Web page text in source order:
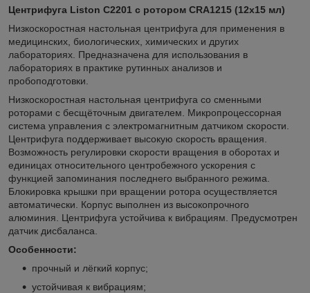
Центрифуга Liston C2201 c ротором CRA1215 (12х15 мл)
Низкоскоростная настольная центрифуга для применения в
медицинских, биологических, химических и других
лабораториях. Предназначена для использования в
лабораториях в практике рутинных анализов и
пробоподготовки.
Низкоскоростная настольная центрифуга со сменными
роторами с бесщёточным двигателем. Микропроцессорная
система управления с электромагнитным датчиком скорости.
Центрифуга поддерживает высокую скорость вращения.
Возможность регулировки скорости вращения в оборотах и
единицах относительного центробежного ускорения с
функцией запоминания последнего выбранного режима.
Блокировка крышки при вращении ротора осуществляется
автоматически. Корпус выполнен из высокопрочного
алюминия. Центрифуга устойчива к вибрациям. Предусмотрен
датчик дисбаланса.
Особенности:
прочный и лёгкий корпус;
устойчивая к вибрациям;